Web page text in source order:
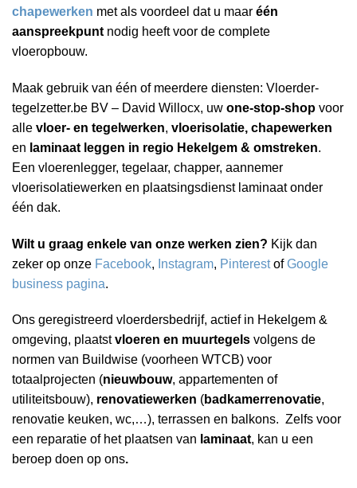
chapewerken met als voordeel dat u maar één
aanspreekpunt nodig heeft voor de complete
vloeropbouw.
Maak gebruik van één of meerdere diensten: Vloerder-
tegelzetter.be BV – David Willocx, uw one-stop-shop voor
alle vloer- en tegelwerken, vloerisolatie, chapewerken
en laminaat leggen in regio Hekelgem & omstreken.
Een vloerenlegger, tegelaar, chapper, aannemer
vloerisolatiewerken en plaatsingsdienst laminaat onder
één dak.
Wilt u graag enkele van onze werken zien? Kijk dan
zeker op onze Facebook, Instagram, PinterestofGoogle
business pagina.
Ons geregistreerd vloerdersbedrijf, actief in Hekelgem &
omgeving, plaatstvloeren en muurtegels volgens de
normen van Buildwise (voorheen WTCB) voor
totaalprojecten (nieuwbouw, appartementen of
utiliteitsbouw), renovatiewerken (badkamerrenovatie,
renovatie keuken, wc,…), terrassen en balkons. Zelfs voor
een reparatie of het plaatsen van laminaat, kan u een
beroep doen op ons.